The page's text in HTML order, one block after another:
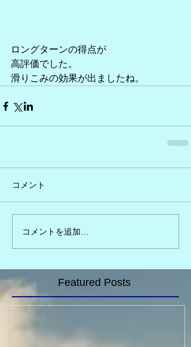
ロングターンの得点が
高評価でした。
滑りこみの効果が出ましたね。
コメント
コメントを追加…
Featured Posts